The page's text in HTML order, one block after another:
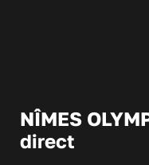
NÎMES
direct